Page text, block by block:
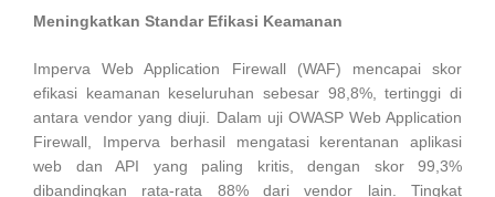
Meningkatkan Standar Efikasi Keamanan
Imperva Web Application Firewall (WAF) mencapai skor
efikasi keamanan keseluruhan sebesar 98,8%, tertinggi di
antara vendor yang diuji. Dalam uji OWASP Web Application
Firewall, Imperva berhasil mengatasi kerentanan aplikasi
web dan API yang paling kritis, dengan skor 99,3%
dibandingkan rata-rata 88% dari vendor lain. Tingkat